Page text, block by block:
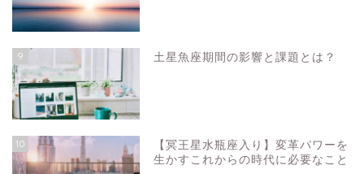
9 土星魚座期間の影響と課題とは？
10
【冥王星水瓶座入り】変革パワーを
生かすこれからの時代に必要なこと